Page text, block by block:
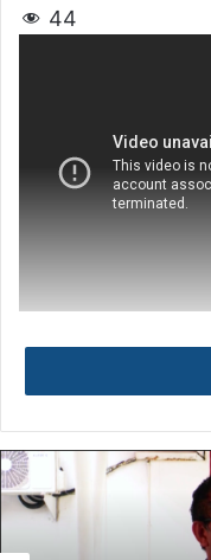
44